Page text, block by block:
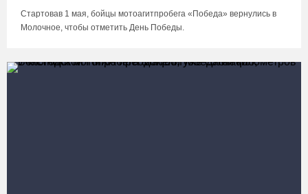
Стартовав 1 мая, бойцы мотоагитпробега «Победа» вернулись в
Молочное, чтобы отметить День Победы.